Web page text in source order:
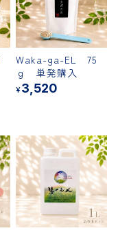
Waka-ga-EL 75
ｇ 単発購入
¥ 3,520